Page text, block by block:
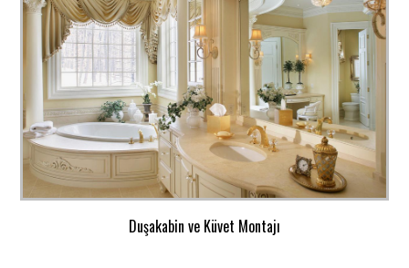
Duşakabin ve Küvet Montajı